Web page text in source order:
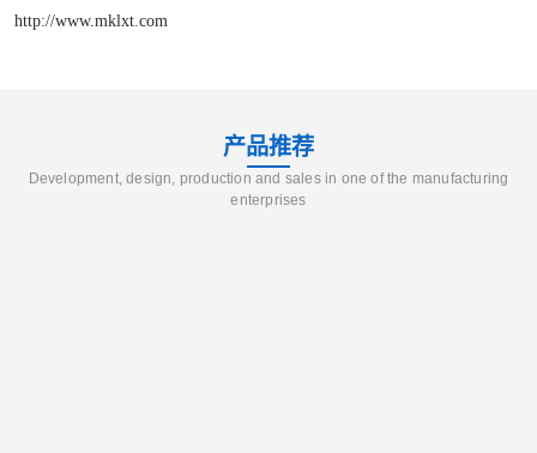
http://www.mklxt.com
产品推荐
Development, design, production and sales in one of the manufacturing
enterprises